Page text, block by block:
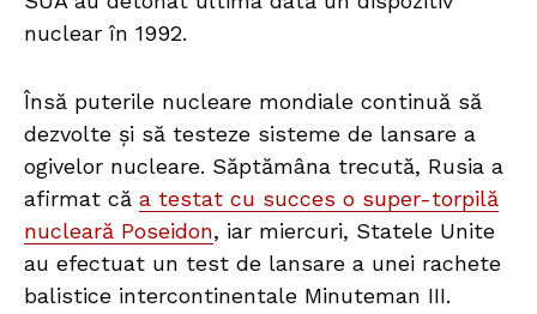
nuclear în 1992.
Însă puterile nucleare mondiale continuă să
dezvolte şi să testeze sisteme de lansare a
ogivelor nucleare. Săptămâna trecută, Rusia a
afirmat că a testat cu succes o super-torpilă
nucleară Poseidon, iar miercuri, Statele Unite
au efectuat un test de lansare a unei rachete
balistice intercontinentale Minuteman III.